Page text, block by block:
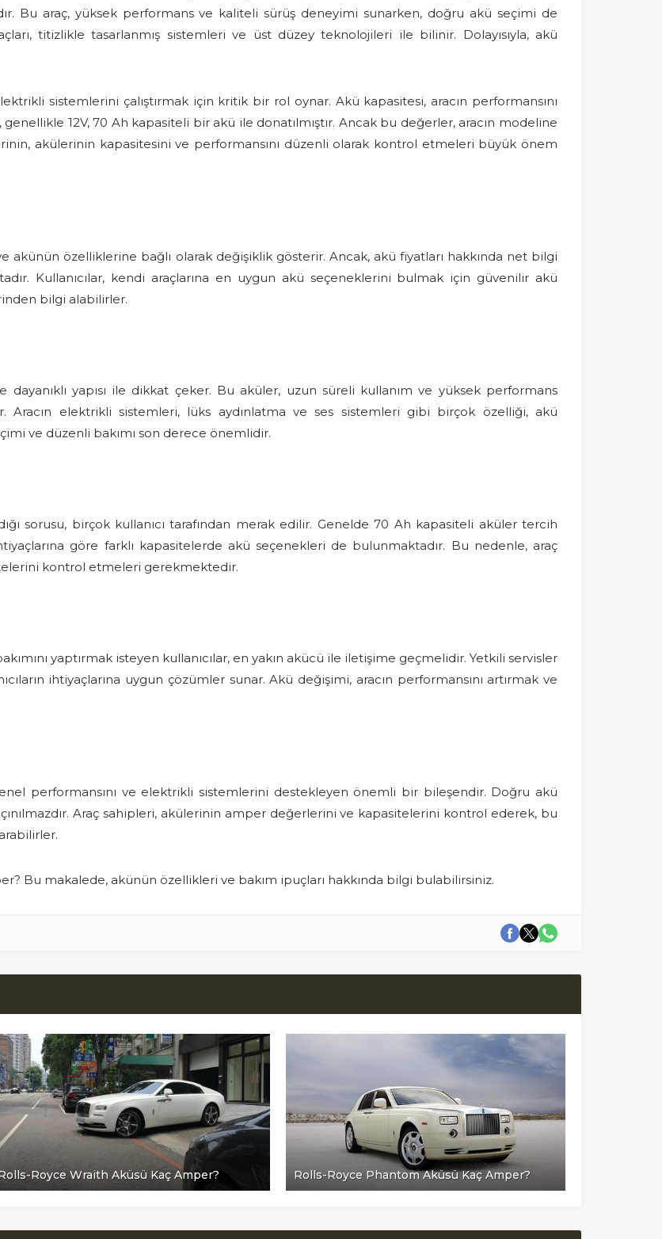
Bu araç, yüksek performans ve kaliteli sürüş deneyimi sunarken, doğru akü seçimi de
titizlikle tasarlanmış sistemleri ve üst düzey teknolojileri ile bilinir. Dolayısıyla, akü
sistemlerini çalıştırmak için kritik bir rol oynar. Akü kapasitesi, aracın performansını
12V, 70 Ah kapasiteli bir akü ile donatılmıştır. Ancak bu değerler, aracın modeline
akülerinin kapasitesini ve performansını düzenli olarak kontrol etmeleri büyük önem
akünün özelliklerine bağlı olarak değişiklik gösterir. Ancak, akü fiyatları hakkında net bilgi
Kullanıcılar, kendi araçlarına en uygun akü seçeneklerini bulmak için güvenilir akü
bilgi alabilirler.
dayanıklı yapısı ile dikkat çeker. Bu aküler, uzun süreli kullanım ve yüksek performans
Aracın elektrikli sistemleri, lüks aydınlatma ve ses sistemleri gibi birçok özelliği, akü
ve düzenli bakımı son derece önemlidir.
sorusu, birçok kullanıcı tarafından merak edilir. Genelde 70 Ah kapasiteli aküler tercih
göre farklı kapasitelerde akü seçenekleri de bulunmaktadır. Bu nedenle, araç
kontrol etmeleri gerekmektedir.
yaptırmak isteyen kullanıcılar, en yakın akücü ile iletişime geçmelidir. Yetkili servisler
ihtiyaçlarına uygun çözümler sunar. Akü değişimi, aracın performansını artırmak ve
performansını ve elektrikli sistemlerini destekleyen önemli bir bileşendir. Doğru akü
Araç sahipleri, akülerinin amper değerlerini ve kapasitelerini kontrol ederek, bu
Bu makalede, akünün özellikleri ve bakım ipuçları hakkında bilgi bulabilirsiniz.
Royce Wraith Aküsü Kaç Amper? Rolls-Royce Phantom Aküsü Kaç Amper?